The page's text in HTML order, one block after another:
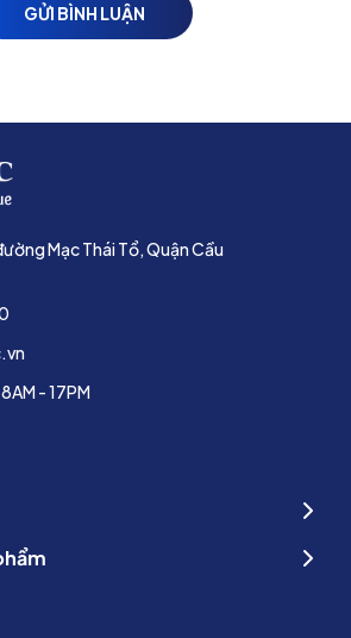
GỬI BÌNH LUẬN
Mạc Thái Tổ, Quận Cầu
- 17PM